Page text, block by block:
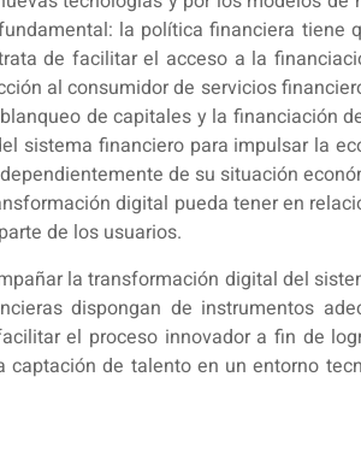
la política financiera tiene
de facilitar el acceso a la
al consumidor de servicios
de capitales y la financiación
sistema financiero para impulsar la
de su situación
digital pueda tener en
de los usuarios.
la transformación digital del
dispongan de instrumentos
el proceso innovador a fin de
de talento en un entorno